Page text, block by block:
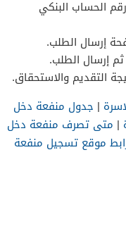
الحساب البنكي
إرسال الطلب.
ثم إرسال الطلب.
التقديم والاستحقاق.
| جدول منفعة دخل
| متى تصرف منفعة دخل
موقع تسجيل منفعة